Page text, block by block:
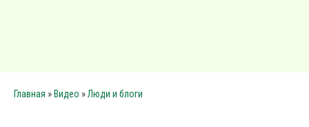
Главная » Видео »Люди и блоги